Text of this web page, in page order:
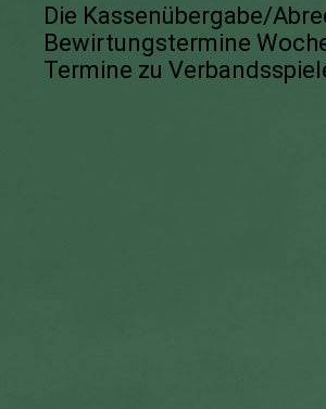
Die Kassenübergabe/
Bewirtungstermine
Termine zu